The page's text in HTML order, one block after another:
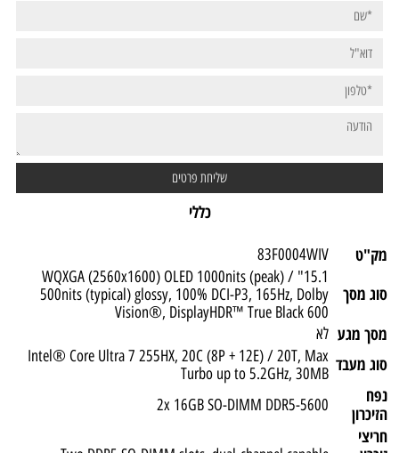
כללי
מק"ט
83F0004WIV
סוג מסך
15.1" WQXGA (2560x1600) OLED 1000nits (peak) /
500nits (typical) glossy, 100% DCI-P3, 165Hz, Dolby
Vision®, DisplayHDR™ True Black 600
מסך מגע לא
סוג מעבד Intel® Core Ultra 7 255HX, 20C (8P + 12E) / 20T, Max
Turbo up to 5.2GHz, 30MB
נפח
הזיכרון
2x 16GB SO-DIMM DDR5-5600
חריצי